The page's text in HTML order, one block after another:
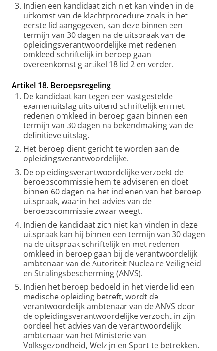
Indien een kandidaat zich niet kan vinden in de
uitkomst van de klachtprocedure zoals in het
eerste lid aangegeven, kan deze binnen een
termijn van 30 dagen na de uitspraak van de
opleidingsverantwoordelijke met redenen
omkleed schriftelijk in beroep gaan
overeenkomstig artikel 18 lid 2 en verder.
Artikel 18. Beroepsregeling
De kandidaat kan tegen een vastgestelde
examenuitslag uitsluitend schriftelijk en met
redenen omkleed in beroep gaan binnen een
termijn van 30 dagen na bekendmaking van de
definitieve uitslag.
Het beroep dient gericht te worden aan de
opleidingsverantwoordelijke.
De opleidingsverantwoordelijke verzoekt de
beroepscommissie hem te adviseren en doet
binnen 60 dagen na het indienen van het beroep
uitspraak, waarin het advies van de
beroepscommissie zwaar weegt.
Indien de kandidaat zich niet kan vinden in deze
uitspraak kan hij binnen een termijn van 30 dagen
na de uitspraak schriftelijk en met redenen
omkleed in beroep gaan bij de verantwoordelijk
ambtenaar van de Autoriteit Nucleaire Veiligheid
en Stralingsbescherming (ANVS).
Indien het beroep bedoeld in het vierde lid een
medische opleiding betreft, wordt de
verantwoordelijk ambtenaar van de ANVS door
de opleidingsverantwoordelijke verzocht in zijn
oordeel het advies van de verantwoordelijk
ambtenaar van het Ministerie van
Volksgezondheid, Welzijn en Sport te betrekken.